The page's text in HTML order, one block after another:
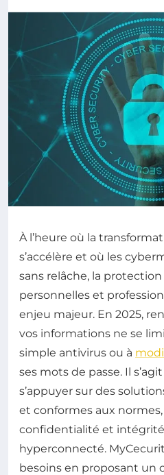
À l’heure où la
s’accélère et où les
sans relâche, la
personnelles et
enjeu majeur. En 2025,
vos informations ne se
simple antivirus ou à
ses mots de passe. Il
s’appuyer sur des
et conformes aux
confidentialité et
hyperconnecté.
besoins en proposant un